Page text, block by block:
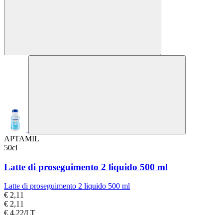
APTAMIL
50cl
Latte di proseguimento 2 liquido 500 ml
Latte di proseguimento 2 liquido 500 ml
€ 2,11
€ 2,11
€ 4,22/LT